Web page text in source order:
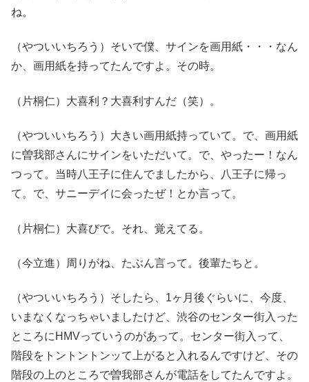
ね。
（やついいちろう）そいで僕、サインを画用紙・・・なん
か、画用紙を持ってたんですよ。その時。
（片桐仁）大喜利？大喜利すんだ（笑）。
（やついいちろう）大きい画用紙持っていて。で、画用紙
に曽我部さんにサインをいただいて。で、やったー！なん
つって。当時八王子に住んでましたから、八王子に帰っ
て。で、サニーデイに会ったぜ！とか言って。
（片桐仁）大喜びで。それ、覚えてる。
（今立進）周りがね、たぶん言って。後輩たちと。
（やついいちろう）そしたら、1ヶ月後ぐらいに、今度、
いまなくなっちゃいましたけど、渋谷のセンター街入った
ところにHMVっていうのがあって。センター街入って、
階段をトントントンッて上がると入れるんですけど、その
階段の上のところで曽我部さんが電話をしてたんですよ。